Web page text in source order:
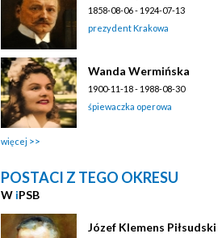
1858-08-06 - 1924-07-13
prezydent Krakowa
Wanda Wermińska
1900-11-18 - 1988-08-30
śpiewaczka operowa
więcej
POSTACI Z TEGO OKRESU
W iPSB
Józef Klemens Piłsudski